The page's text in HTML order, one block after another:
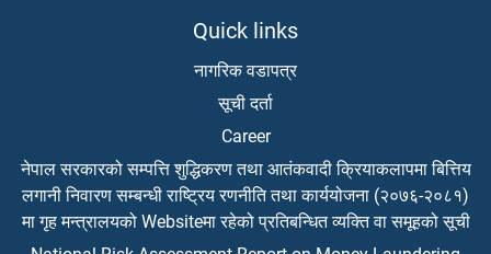
Quick links
नागरिक वडापत्र
सूची दर्ता
Career
नेपाल सरकारको सम्पत्ति शुद्धिकरण तथा आतंकवादी क्रियाकलापमा बित्तिय
लगानी निवारण सम्बन्धी राष्ट्रिय रणनीति तथा कार्ययोजना (२०७६-२०८१)
मा गृह मन्त्रालयको Websiteमा रहेको प्रतिबन्धित व्यक्ति वा समूहको सूची